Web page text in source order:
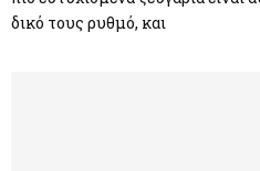
δικό τους ρυθμό, και